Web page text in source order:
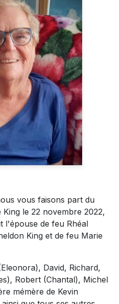
vous faisons part du
King le 22 novembre 2022,
l'épouse de feu Rhéal
King et de feu Marie
David, Richard,
Robert (Chantal), Michel
mémère de Kevin